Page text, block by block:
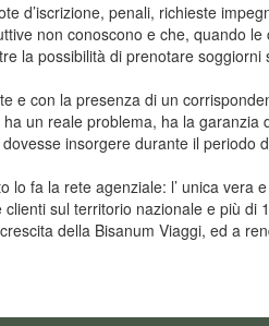
d’iscrizione, penali, richieste
non conoscono e che, quando
la possibilità di prenotare soggiorni
e con la presenza di un
un reale problema, ha la garanzia
insorgere durante il periodo
fa la rete agenziale: l’ unica vera
sul territorio nazionale e più di
della Bisanum Viaggi, ed a